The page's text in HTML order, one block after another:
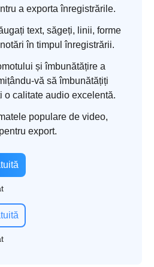
a exporta înregistrările.
text, săgeți, linii, forme
în timpul înregistrării.
și îmbunătățire a
vă să îmbunătățiți
o calitate audio excelentă.
populare de video,
export.